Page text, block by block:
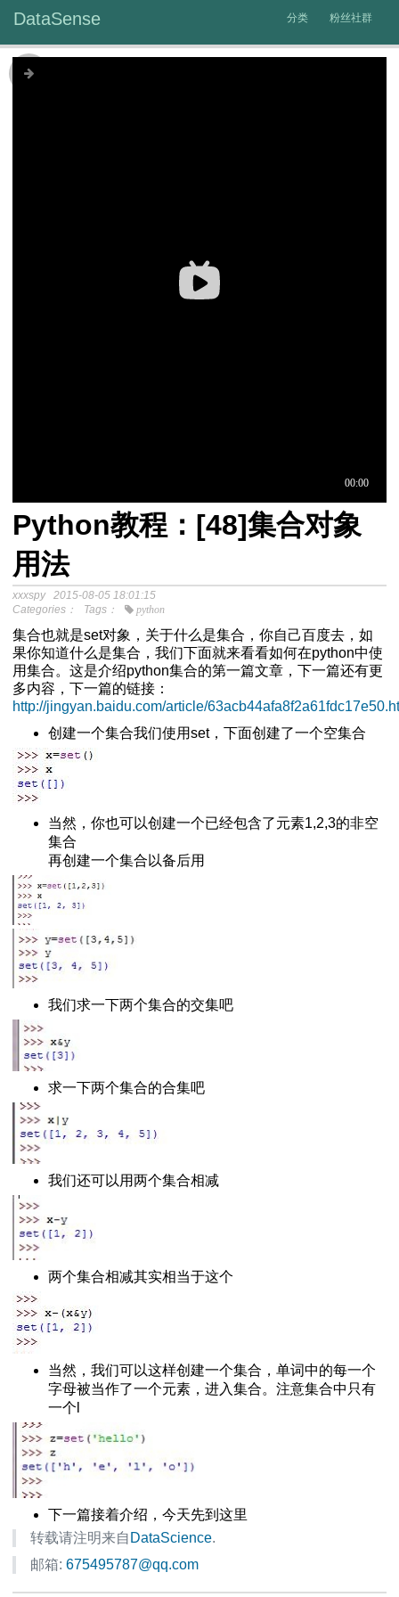
DataSense 分类 粉丝社群
介模
析SPSS视频教程
自动化替代VBA
脚本
器
区别
与使用
错误
载
展库的方法
x22字符
类函数
转换
编码方式
方法
误
Python教程：[48]集合对象
用法
xxxspy
2015-08-05 18:01:15
Categories：
Tags： python
集合也就是set对象，关于什么是集合，你自己百度去，如
果你知道什么是集合，我们下面就来看看如何在python中使
用集合。这是介绍python集合的第一篇文章，下一篇还有更
多内容，下一篇的链接：
http://jingyan.baidu.com/article/
创建一个集合我们使用set，下面创建了一个空集合
当然，你也可以创建一个已经包含了元素1,2,3的非空
集合
再创建一个集合以备后用
我们求一下两个集合的交集吧
求一下两个集合的合集吧
我们还可以用两个集合相减
两个集合相减其实相当于这个
当然，我们可以这样创建一个集合，单词中的每一个
字母被当作了一个元素，进入集合。注意集合中只有
一个l
下一篇接着介绍，今天先到这里
转载请注明来自 DataScience.
邮箱: 675495787@qq.com